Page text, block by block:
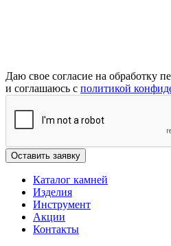
Даю свое согласие на обработку
и соглашаюсь с политикой
Каталог камней
Изделия
Инструмент
Акции
Контакты